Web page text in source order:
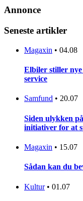
Annonce
Seneste artikler
Magaxin • 04.08
Elbiler stiller
service
Samfund • 20.07
Siden ulykken
initiativer for at
Magaxin • 15.07
Sådan kan du
Kultur • 01.07